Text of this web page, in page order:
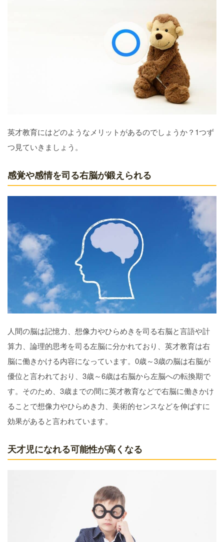
英才教育にはどのようなメリットがあるのでしょうか？1つず
つ見ていきましょう。
感覚や感情を司る右脳が鍛えられる
人間の脳は記憶力、想像力やひらめきを司る右脳と言語や計
算力、論理的思考を司る左脳に分かれており、英才教育は右
脳に働きかける内容になっています。0歳～3歳の脳は右脳が
優位と言われており、3歳～6歳は右脳から左脳への転換期で
す。そのため、3歳までの間に英才教育などで右脳に働きかけ
ることで想像力やひらめき力、美術的センスなどを伸ばすに
効果があると言われています。
天才児になれる可能性が高くなる